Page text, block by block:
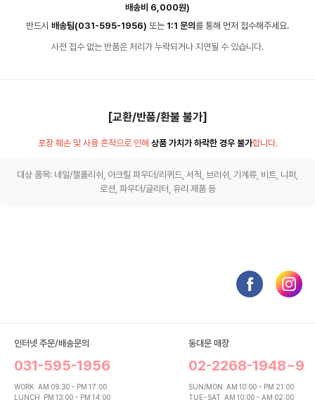
배송비 6,000원)
반드시 배송팀(031-595-1956) 또는 1:1 문의 를 통해 먼저 접수해주세요.
사전 접수 없는 반품은 처리가 누락되거나 지연될 수 있습니다.
[교환/반품/환불 불가]
포장 훼손 및 사용 흔적으로 인해 상품 가치가 하락한 경우 불가합니다.
대상 품목: 네일/젤폴리쉬, 아크릴 파우더/리퀴드, 서적, 브러쉬, 기계류, 비트, 니퍼,
로션, 파우더/글리터, 유리 제품 등
인터넷 주문/배송문의
031-595-1956
WORK AM 09:30 ~ PM 17:00
LUNCH PM 13:00 ~ PM 14:00
동대문 매장
02-2268-1948~9
SUN/MON AM 10:00 ~ PM 21:00
TUE~SAT AM 10:00 ~ AM 02:00